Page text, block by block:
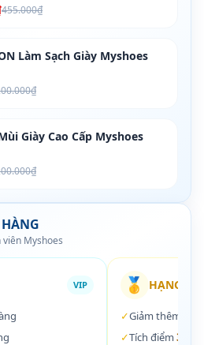
455.000₫
Làm Sạch Giày Myshoes
Giày Cao Cấp Myshoes
Myshoes
VIP 🥇 HẠNG
✓Giảm thêm
✓Tích điểm 3%